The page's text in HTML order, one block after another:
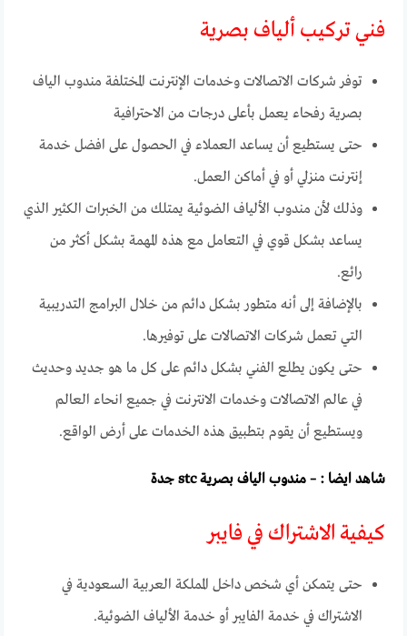
فني تركيب ألياف بصرية
توفر شركات الاتصالات وخدمات الإنترنت المختلفة مندوب الياف
بصرية رفحاء يعمل بأعلى درجات من الاحترافية
حتى يستطيع أن يساعد العملاء في الحصول على افضل خدمة
إنترنت منزلي أو في أماكن العمل.
وذلك لأن مندوب الألياف الضوئية يمتلك من الخبرات الكثير الذي
يساعد بشكل قوي في التعامل مع هذه المهمة بشكل أكثر من
رائع.
بالإضافة إلى أنه متطور بشكل دائم من خلال البرامج التدريبية
التي تعمل شركات الاتصالات على توفيرها.
حتى يكون يطلع الفني بشكل دائم على كل ما هو جديد وحديث
في عالم الاتصالات وخدمات الانترنت في جميع انحاء العالم
ويستطيع أن يقوم بتطبيق هذه الخدمات على أرض الواقع.
شاهد ايضا : –مندوب الياف بصرية stc جدة
كيفية الاشتراك في فايبر
حتى يتمكن أي شخص داخل المملكة العربية السعودية في
الاشتراك في خدمة الفايبر أو خدمة الألياف الضوئية.